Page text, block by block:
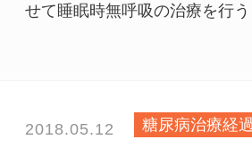
せて睡眠時無呼吸の治療を行
2018.05.12 糖尿病治療経